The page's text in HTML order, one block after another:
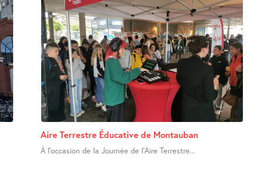
Aire Terrestre Éducative de Montauban
À l’occasion de la Journée de l’Aire Terrestre...